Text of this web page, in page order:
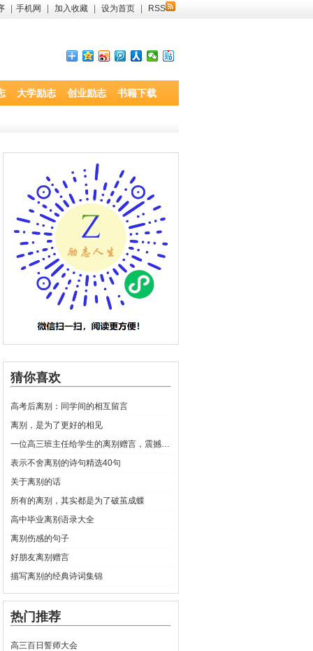
手机网 加入收藏 设为首页 RSS
大学励志 创业励志 书籍下载
猜你喜欢
高考后离别：同学间的相互留言
离别，是为了更好的相见
一位高三班主任给学生的离别赠言，震撼全场！此文太火了！
表示不舍离别的诗句精选40句
关于离别的话
所有的离别，其实都是为了破茧成蝶
高中毕业离别语录大全
离别伤感的句子
好朋友离别赠言
描写离别的经典诗词集锦
热门推荐
高三百日誓师大会